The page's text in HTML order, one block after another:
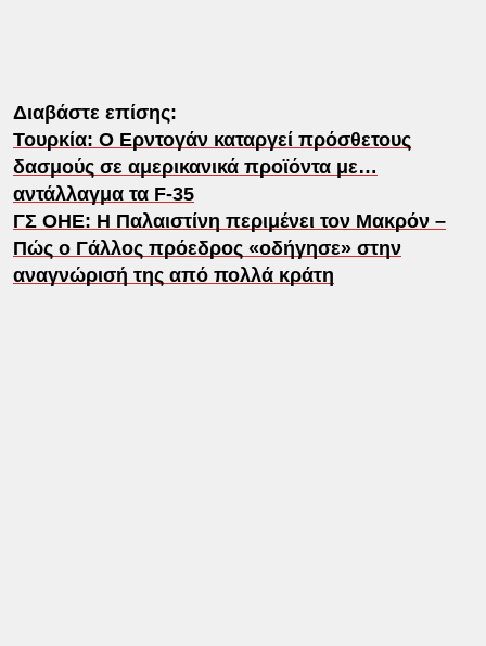
Διαβάστε επίσης:
Τουρκία: Ο Ερντογάν καταργεί πρόσθετους
δασμούς σε αμερικανικά προϊόντα με…
αντάλλαγμα τα F-35
ΓΣ ΟΗΕ: Η Παλαιστίνη περιμένει τον Μακρόν –
Πώς ο Γάλλος πρόεδρος «οδήγησε» στην
αναγνώρισή της από πολλά κράτη